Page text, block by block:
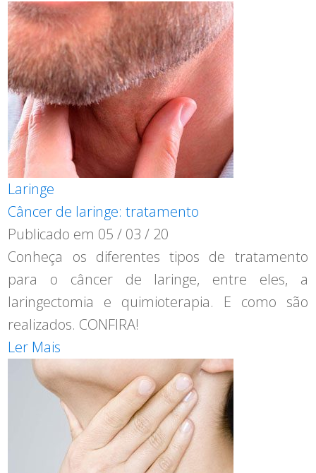
Laringe
Câncer de laringe: tratamento
Publicado em 05 / 03 / 20
Conheça os diferentes tipos de tratamento
para o câncer de laringe, entre eles, a
laringectomia e quimioterapia. E como são
realizados. CONFIRA!
Ler Mais